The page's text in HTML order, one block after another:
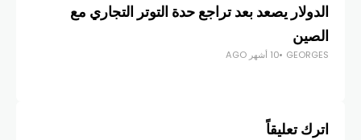
الدولار يصعد بعد تراجع حدة التوتر التجاري مع
الصين
GEORGES 10 أشهر AGO
اترك تعليقاً